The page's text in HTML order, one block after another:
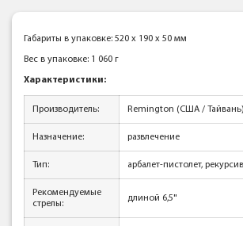
Габариты в упаковке: 520 x 190 x 50 мм
Вес в упаковке: 1 060 г
Характеристики:
Производитель: Remington (США / Тайвань)
Назначение: развлечение
Тип: арбалет-пистолет,
Рекомендуемые
стрелы:
длиной 6,5"